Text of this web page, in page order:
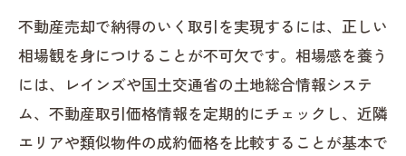
ポイント
業界の三大タブーを知り不動産売却リス
クを防ぐ
不動産売却で「あんこ」など用語の意味
不動産売却で納得のいく取引を実現するには、正しい
相場観を身につけることが不可欠です。相場感を養う
には、レインズや国土交通省の土地総合情報システ
ム、不動産取引価格情報を定期的にチェックし、近隣
エリアや類似物件の成約価格を比較することが基本で